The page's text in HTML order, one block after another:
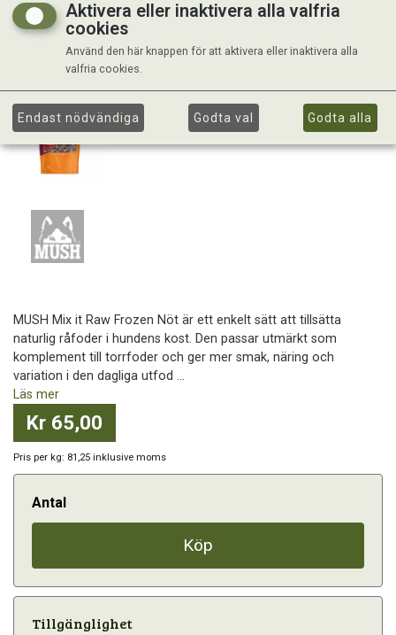
MUSH Mix it Raw Frozen Nöt är ett enkelt sätt att tillsätta
naturlig råfoder i hundens kost. Den passar utmärkt som
komplement till torrfoder och ger mer smak, näring och
variation i den dagliga utfod ...
Läs mer
Kr 65,00
Pris per kg: 81,25 inklusive moms
Antal
Köp
Tillgänglighet
Aktivera eller inaktivera alla valfria
cookies
Använd den här knappen för att aktivera eller inaktivera alla
valfria cookies.
Endast nödvändiga Godta val Godta alla